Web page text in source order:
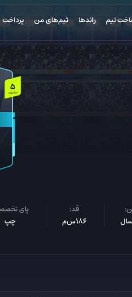
تیم راندها تیم‌های من پرداخت
5
میلیون
قد:
186س‌م
پای
چپ